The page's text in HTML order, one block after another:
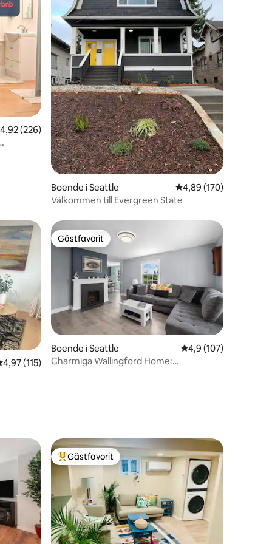
av 5 i genomsnittligt betyg, 226 omdömen
4,92 (226)
Boende i Seattle 4,89 av 5 i
4,89 (170)
Välkommen till Evergreen State
av 5 i genomsnittligt betyg, 115 omdömen
4,97 (115)
Gästfavorit
Gästfavorit
Boende i Seattle 4,9 av 5 i
4,9 (107)
Charmiga Wallingford Home:
Populär gästfavorit
Gästfavorit